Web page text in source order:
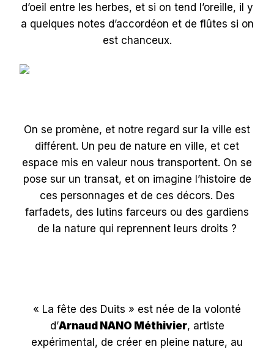
d’oeil entre les herbes, et si on tend l’oreille, il y
a quelques notes d’accordéon et de flûtes si on
est chanceux.
On se promène, et notre regard sur la ville est
différent. Un peu de nature en ville, et cet
espace mis en valeur nous transportent. On se
pose sur un transat, et on imagine l’histoire de
ces personnages et de ces décors. Des
farfadets, des lutins farceurs ou des gardiens
de la nature qui reprennent leurs droits ?
« La fête des Duits » est née de la volonté
d’Arnaud NANO Méthivier, artiste
expérimental, de créer en pleine nature, au